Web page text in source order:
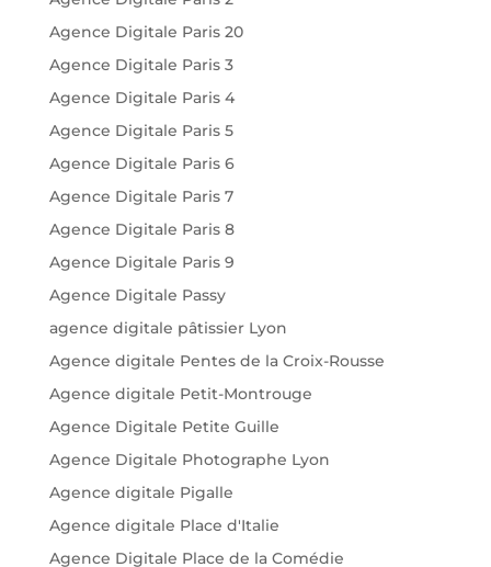
Agence Digitale Paris 20
Agence Digitale Paris 3
Agence Digitale Paris 4
Agence Digitale Paris 5
Agence Digitale Paris 6
Agence Digitale Paris 7
Agence Digitale Paris 8
Agence Digitale Paris 9
Agence Digitale Passy
agence digitale pâtissier Lyon
Agence digitale Pentes de la Croix-Rousse
Agence digitale Petit-Montrouge
Agence Digitale Petite Guille
Agence Digitale Photographe Lyon
Agence digitale Pigalle
Agence digitale Place d'Italie
Agence Digitale Place de la Comédie